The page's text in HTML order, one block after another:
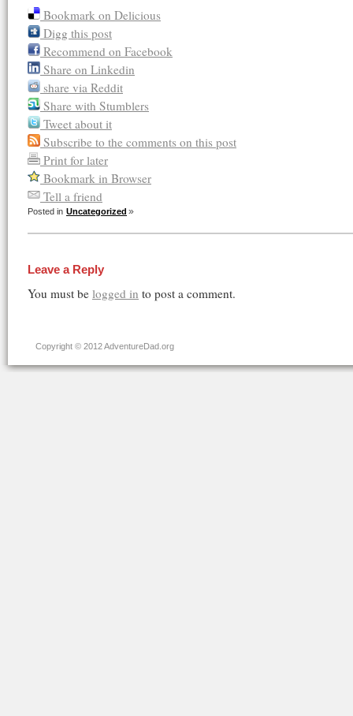
Bookmark on Delicious
Digg this post
Recommend on Facebook
Share on Linkedin
share via Reddit
Share with Stumblers
Tweet about it
Subscribe to the comments on this post
Print for later
Bookmark in Browser
Tell a friend
Posted in Uncategorized
Leave a Reply
You must be logged in to post a comment.
Copyright © 2012 AdventureDad.org